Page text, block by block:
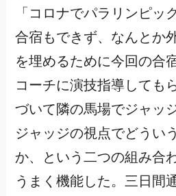
「コロナでパラリンピッ
合宿もできず、なんとか
を埋めるために今回の合
コーチに演技指導しても
づいて隣の馬場でジャッ
ジャッジの視点でどうい
か、という二つの組み合
うまく機能した。三日間